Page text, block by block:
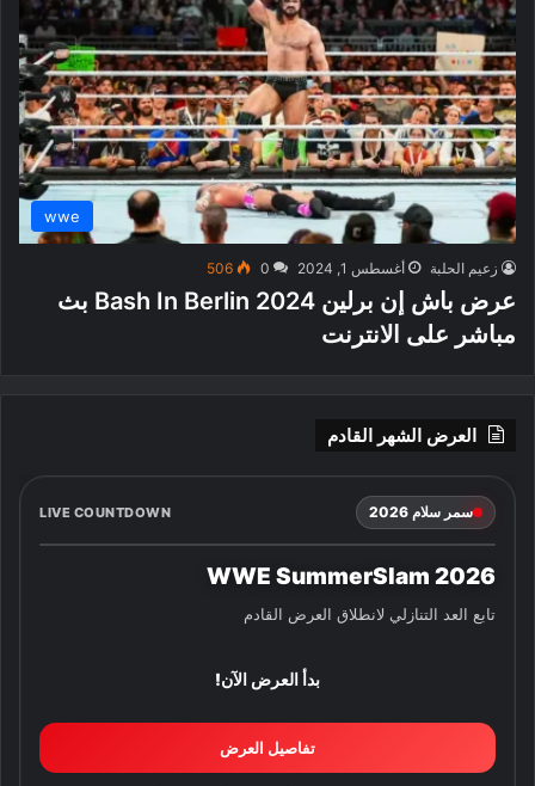
wwe
زعيم الحلبة أغسطس 1, 2024 0
506
عرض باش إن برلين 2024 Bash In Berlin بث
مباشر على الانترنت
العرض الشهر القادم
سمر سلام 2026 LIVE COUNTDOWN
WWE SummerSlam 2026
تابع العد التنازلي لانطلاق العرض القادم
بدأ العرض الآن!
تفاصيل العرض